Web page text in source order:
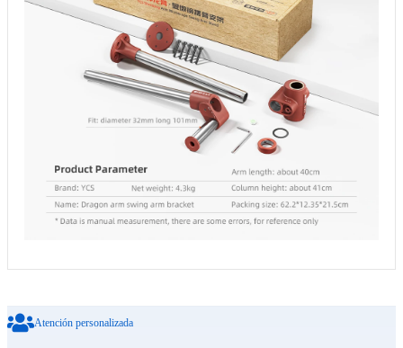
Atención personalizada